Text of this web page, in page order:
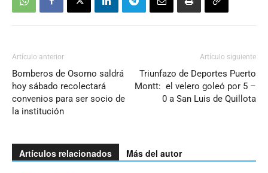
Artículo anterior
Bomberos de Osorno saldrá
hoy sábado recolectará
convenios para ser socio de
la institución
Artículo siguiente
Triunfazo de Deportes Puerto
Montt: el velero goleó por 5 –
0 a San Luis de Quillota
Artículos relacionados Más del autor